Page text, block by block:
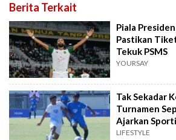
Berita Terkait
Piala
Pastikan
Tekuk PSMS
YOURSAY
Tak Sekadar
Turnamen
Ajarkan
Sama
LIFESTYLE